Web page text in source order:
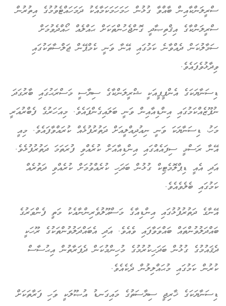
ސްރީލަންކާއިން ބާއްވާ ގުޅުން ހަމަހަމަކަމާއެކު ދަމަހައްޓެވުމުގެ އިތުރުން
ސްރީލަންކާގެ އިޤްތިޞާދީ ގޮންޖެހުންތަކަށް ޙައްލެއް ހޯއްދެވުމަށް
ސަމާލުކަން ދެއްވާނެ ކަމުގައި އޭނާ ވަނީ ކެމްޕޭން ޖަލްސާތަކުގައި
ވިދާޅުވެފައެވެ.
ޑިސަނާޔަކަގެ އެންޕީޕީއަކީ ޝްރީލަންކާގެ ސިޔާސީ މަސްރަޙުގައި ބާރުގަދަ
ނުފޫޒެއްކަމުގައި އިންޑިއާއިން ވަނީ ބަލައިގެންފައެވެ. މިއަހަރުގެ ފެބްރުއަރީ
މަހު، ޑިސަނާޔަކަ ވަނީ ނިއުދިއްލީއަށް ދަތުރުފުޅެއް ކުރައްވާފައެވެ. މިއީ
އޭނާ ރަސްމީ ސިފައެއްގައި އިންޑިއާއަށް ކުރެއްވި ފުރަތަމަ ދަތުރުފުޅެވެ.
އަދި އެއީ ޑިޕްލޮމެޓިކް ގުޅުން ބަދަހި ކުރެއްވުމަށް ކުރެއްވި ދަތުރެއް
ކަމުގައި ބެލެވެއެވެ.
އޭނާގެ ދަތުރުފުޅުގައި އިންޑިއާގެ މަސްއޫލުވެރިންނާއެކު މަތީ ފެންވަރުގެ
ބައްދަލުވުންތައް ބައްވަވާފައި ވެއެވެ. އަދި އެބައްދަލުވުންތަކުގެ ރޫހަކީ
ދެޤައުމުގެ ގުޅުން ބަދަހިކުރުމުގެ މުހިންމުކަން ދެފަރާތުން އިޙުސާސް
ކުރުން ކަމުގައި މުޙައްލިލުން ދެކެއެވެ.
ޑިސަނާޔަކަގެ ޚާރިޖީ ސިޔާސަތުގެ މައިގަނޑު އުޞޫލަކީ ވަހި ފަރާތަކަށް